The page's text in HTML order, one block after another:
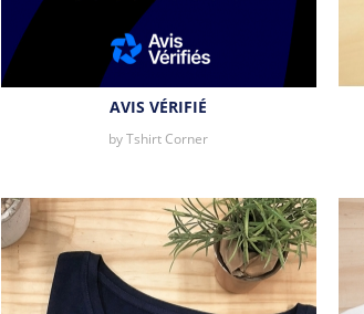
Aperçu rapide
AVIS VÉRIFIÉ
byTshirt Corner